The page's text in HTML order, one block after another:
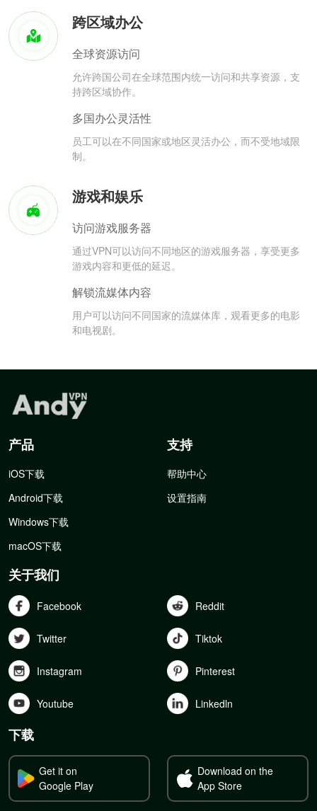
跨区域办公
全球资源访问
允许跨国公司在全球范围内统一访问和共享资源，支
持跨区域协作。
多国办公灵活性
员工可以在不同国家或地区灵活办公，而不受地域限
制。
游戏和娱乐
访问游戏服务器
通过VPN可以访问不同地区的游戏服务器，享受更多
游戏内容和更低的延迟。
解锁流媒体内容
用户可以访问不同国家的流媒体库，观看更多的电影
和电视剧。
产品
iOS下载
Android下载
Windows下载
macOS下载
支持
帮助中心
设置指南
关于我们
Facebook Reddit
Twitter Tiktok
Instagram Pinterest
Youtube Linkedln
下载
Get it on
Google Play
Download on the
App Store